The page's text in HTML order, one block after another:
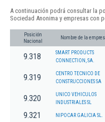
A continuación podrá consultar la
Sociedad Anonima y empresas con
Posición
Nacional
Nombre de la
9.318
SMART PRODUCTS
CONNECTION, SA.
9.319
CENTRO TECNICO DE
CONSTRUCCIONES SA
9.320
UNICO VEHICULOS
INDUSTRIALES SL
9.321 NIPOCAR GALICIA SL.